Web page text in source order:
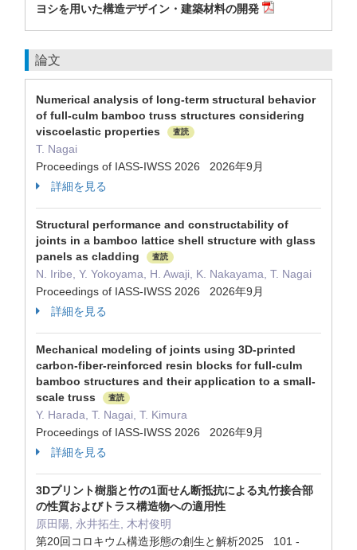
ヨシを用いた構造デザイン・建築材料の開発
論文
Numerical analysis of long-term structural behavior
of full-culm bamboo truss structures considering
viscoelastic properties
査読
T. Nagai
Proceedings of IASS-IWSS 2026 2026年9月
詳細を見る
Structural performance and constructability of
joints in a bamboo lattice shell structure with glass
panels as cladding
査読
N. Iribe, Y. Yokoyama, H. Awaji, K. Nakayama, T. Nagai
Proceedings of IASS-IWSS 2026 2026年9月
詳細を見る
Mechanical modeling of joints using 3D-printed
carbon-fiber-reinforced resin blocks for full-culm
bamboo structures and their application to a small-
scale truss
査読
Y. Harada, T. Nagai, T. Kimura
Proceedings of IASS-IWSS 2026 2026年9月
詳細を見る
3Dプリント樹脂と竹の1面せん断抵抗による丸竹接合部
の性質およびトラス構造物への適用性
原田陽, 永井拓生, 木村俊明
第20回コロキウム構造形態の創生と解析2025 101 -